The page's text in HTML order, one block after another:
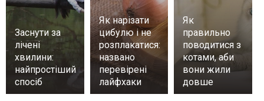
Заснути за
лічені
хвилини:
найпростіший
спосіб
Як нарізати
цибулю і не
розплакатися:
названо
перевірені
лайфхаки
Як
правильно
поводитися з
котами, аби
вони жили
довше